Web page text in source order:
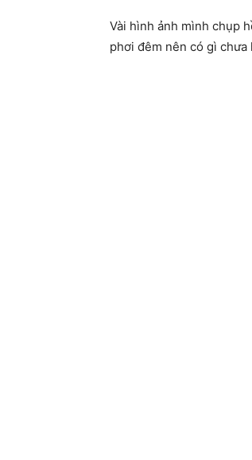
Vài hình ảnh mình chụp
phơi đêm nên có gì chưa